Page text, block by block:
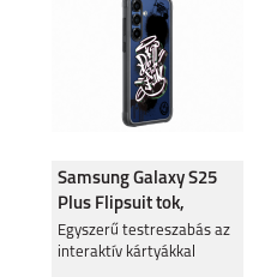
SAMSUNG GALAXY
SAMSUNG GALAXY
SAMSUNG GALAXY
Samsung Galaxy S25
Plus Flipsuit tok,
Fekete
Egyszerű testreszabás az
interaktív kártyákkal